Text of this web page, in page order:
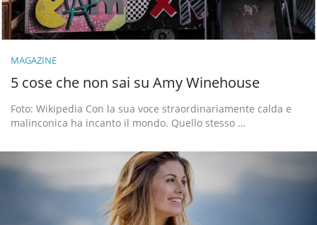
MAGAZINE
5 cose che non sai su Amy Winehouse
Foto: Wikipedia Con la sua voce straordinariamente calda e
malinconica ha incanto il mondo. Quello stesso …